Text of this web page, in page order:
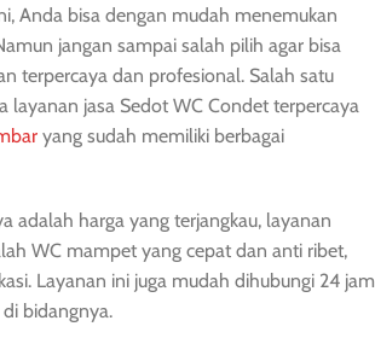
Anda bisa dengan mudah menemukan
jangan sampai salah pilih agar bisa
terpercaya dan profesional. Salah satu
layanan jasa Sedot WC Condet terpercaya
yang sudah memiliki berbagai
adalah harga yang terjangkau, layanan
WC mampet yang cepat dan anti ribet,
Layanan ini juga mudah dihubungi 24 jam
bidangnya.